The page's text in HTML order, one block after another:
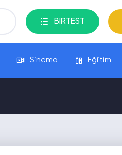
BİRTEST
Sinema Eğitim